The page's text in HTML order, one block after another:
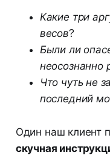
Какие три
весов?
Были ли
неосознанно
Что чуть не
последний
Один наш клиент
скучная